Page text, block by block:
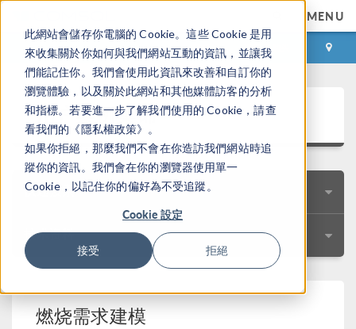
此網站會儲存你電腦的 Cookie。這些 Cookie 是用
來收集關於你如何與我們網站互動的資訊，並讓我
們能記住你。我們會使用此資訊來改善和自訂你的
瀏覽體驗，以及關於此網站和其他媒體訪客的分析
和指標。若要進一步了解我們使用的 Cookie，請查
看我們的《隱私權政策》。
如果你拒絕，那麼我們不會在你造訪我們網站時追
蹤你的資訊。我們會在你的瀏覽器使用單一
Cookie，以記住你的偏好為不受追蹤。
Cookie 設定
接受 拒絕
MENU
登录 咨询与购买
用户案例集锦
快速搜索
技术资料
燃烧需求建模